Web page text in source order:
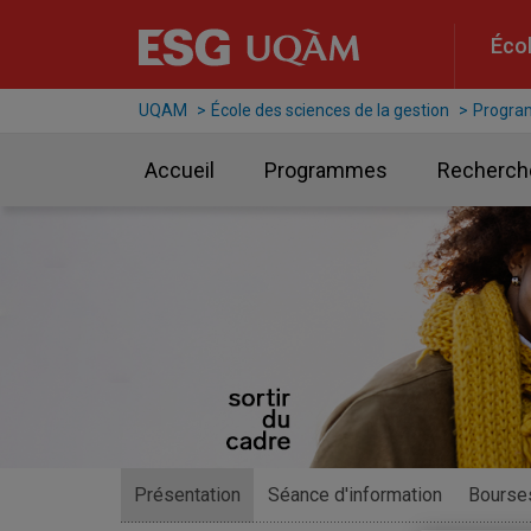
UQAM École des sciences de la gestion
Accueil Programmes
Présentation Séance d'information
e